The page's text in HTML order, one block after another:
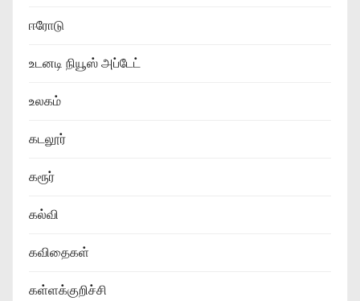
ஈரோடு
உடனடி நியூஸ் அப்டேட்
உலகம்
கடலூர்
கரூர்
கல்வி
கவிதைகள்
கள்ளக்குறிச்சி